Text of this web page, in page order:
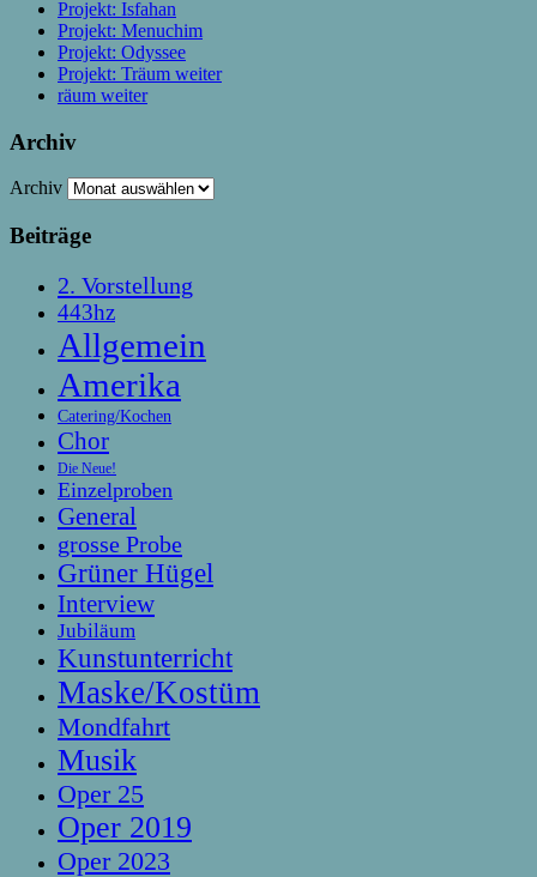
Projekt: Isfahan
Projekt: Menuchim
Projekt: Odyssee
Projekt: Träum weiter
räum weiter
Archiv
Archiv
Beiträge
2. Vorstellung
443hz
Allgemein
Amerika
Catering/Kochen
Chor
Die Neue!
Einzelproben
General
grosse Probe
Grüner Hügel
Interview
Jubiläum
Kunstunterricht
Maske/Kostüm
Mondfahrt
Musik
Oper 25
Oper 2019
Oper 2023